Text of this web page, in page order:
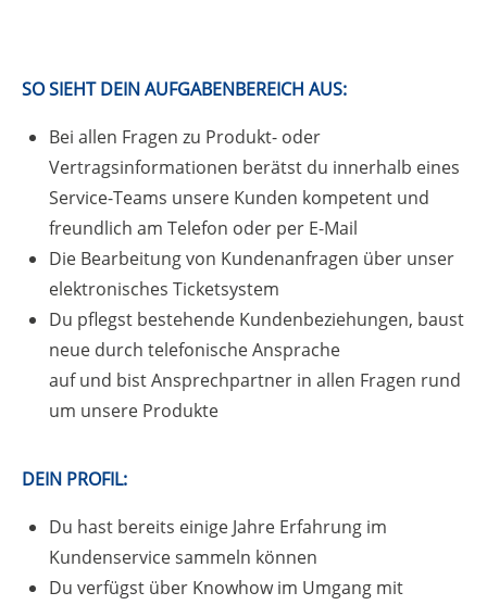
SO SIEHT DEIN AUFGABENBEREICH AUS:
Bei allen Fragen zu Produkt- oder
Vertragsinformationen berätst du innerhalb eines
Service-Teams unsere Kunden kompetent und
freundlich am Telefon oder per E-Mail
Die Bearbeitung von Kundenanfragen über unser
elektronisches Ticketsystem
Du pflegst bestehende Kundenbeziehungen, baust
neue durch telefonische Ansprache
auf und bist Ansprechpartner in allen Fragen rund
um unsere Produkte
DEIN PROFIL:
Du hast bereits einige Jahre Erfahrung im
Kundenservice sammeln können
Du verfügst über Knowhow im Umgang mit